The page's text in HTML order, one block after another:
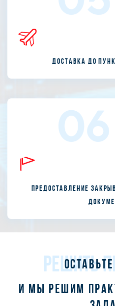
Доставка до
06
Предоставление
РЕШИТЬ
и мы решим